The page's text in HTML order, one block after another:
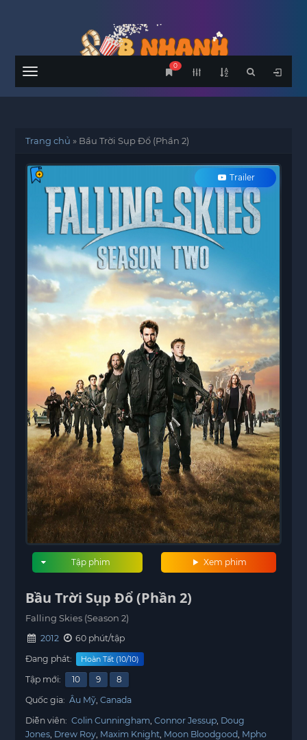
Menu
0
Trang chủ » Bầu Trời Sụp Đổ (Phần 2)
Trailer
Xem phim
Tập phim
Bầu Trời Sụp Đổ (Phần 2)
Falling Skies (Season 2)
2012
60 phút/tập
Đang phát:
Hoàn Tất (10/10)
Tập mới: 10 9
8
Quốc gia: Âu Mỹ Canada
Diễn viên: Colin Cunningham Connor Jessup Doug
Jones Drew Roy Maxim Knight Moon Bloodgood Mpho